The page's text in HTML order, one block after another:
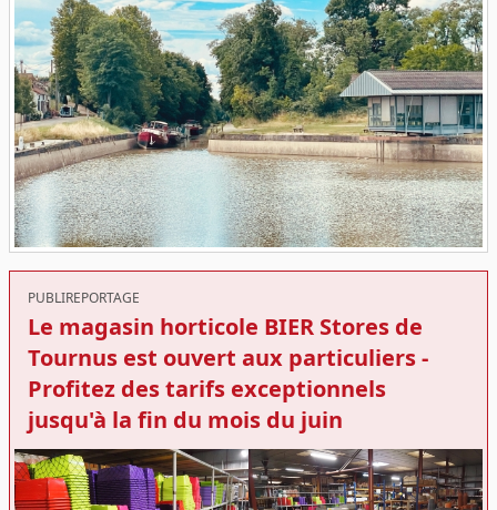
PUBLIREPORTAGE
Le magasin horticole BIER Stores de
Tournus est ouvert aux particuliers -
Profitez des tarifs exceptionnels
jusqu'à la fin du mois du juin